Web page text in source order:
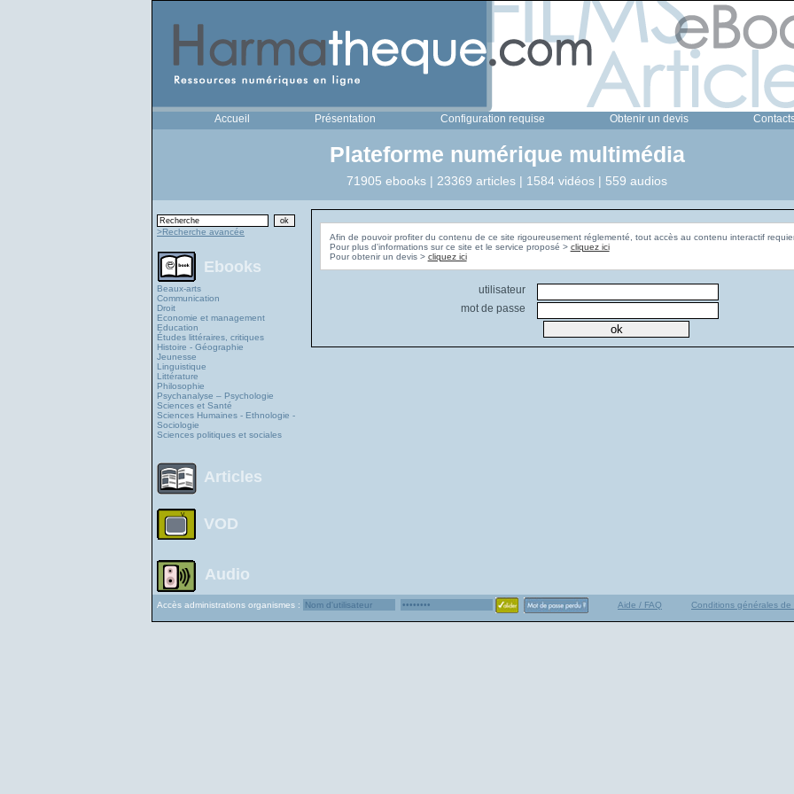
Accueil Présentation Configuration requise Obtenir un devis
Plateforme numérique multimédia
71905 ebooks | 23369 articles | 1584 vidéos | 559 audios
>Recherche avancée
Ebooks
Beaux-arts
Communication
Droit
Economie et management
Education
Études littéraires, critiques
Histoire - Géographie
Jeunesse
Linguistique
Littérature
Philosophie
Psychanalyse – Psychologie
Sciences et Santé
Sciences Humaines - Ethnologie -
Sociologie
Sciences politiques et sociales
Articles
VOD
Audio
Afin de pouvoir profiter du contenu de ce site rigoureusement réglementé, tout accès au contenu interactif
Pour plus d'informations sur ce site et le service proposé > cliquez ici
Pour obtenir un devis > cliquez ici
utilisateur
mot de passe
Accès administrations organismes : Aide / FAQ Conditions générales de